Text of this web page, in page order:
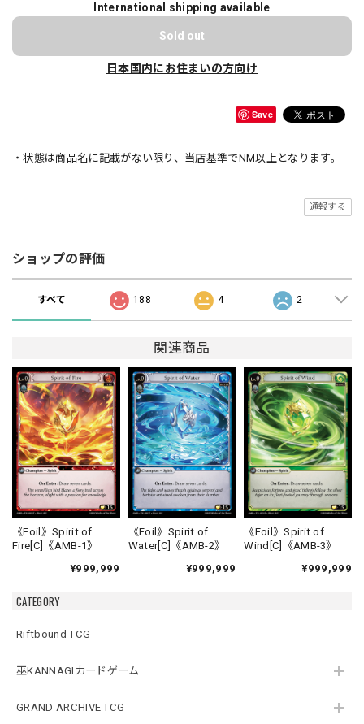
CATEGORY
Riftbound TCG
巫KANNAGIカードゲーム
GRAND ARCHIVE TCG
International shipping available
Sold out
日本国内にお住まいの方向け
Save
・状態は商品名に記載がない限り、当店基準でNM以上となります。
通報する
ショップの評価
すべて 188 4 2
関連商品
《Foil》Spirit of
Fire[C]《AMB-1》
¥999,999
《Foil》Spirit of
Water[C]《AMB-2》
¥999,999
《Foil》Spirit of
Wind[C]《AMB-3》
¥999,999